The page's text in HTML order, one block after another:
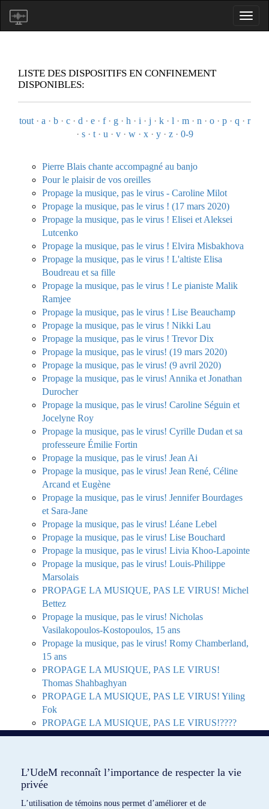
LISTE DES DISPOSITIFS EN CONFINEMENT
DISPONIBLES:
tout· a · b· c· d · e· f· g· h · i · j · k· l · m· n · o· p· q · r
· s· t· u · v· w· x· y· z· 0-9
Pierre Blais chante accompagné au banjo
Pour le plaisir de vos oreilles
Propage la musique, pas le virus - Caroline Milot
Propage la musique, pas le virus ! (17 mars 2020)
Propage la musique, pas le virus ! Elisei et Aleksei
Lutcenko
Propage la musique, pas le virus ! Elvira Misbakhova
Propage la musique, pas le virus ! L'altiste Elisa
Boudreau et sa fille
Propage la musique, pas le virus ! Le pianiste Malik
Ramjee
Propage la musique, pas le virus ! Lise Beauchamp
Propage la musique, pas le virus ! Nikki Lau
Propage la musique, pas le virus ! Trevor Dix
Propage la musique, pas le virus! (19 mars 2020)
Propage la musique, pas le virus! (9 avril 2020)
Propage la musique, pas le virus! Annika et Jonathan
Durocher
Propage la musique, pas le virus! Caroline Séguin et
Jocelyne Roy
Propage la musique, pas le virus! Cyrille Dudan et sa
professeure Émilie Fortin
Propage la musique, pas le virus! Jean Ai
Propage la musique, pas le virus! Jean René, Céline
Arcand et Eugène
Propage la musique, pas le virus! Jennifer Bourdages
et Sara-Jane
Propage la musique, pas le virus! Léane Lebel
Propage la musique, pas le virus! Lise Bouchard
Propage la musique, pas le virus! Livia Khoo-Lapointe
Propage la musique, pas le virus! Louis-Philippe
Marsolais
PROPAGE LA MUSIQUE, PAS LE VIRUS! Michel
Bettez
Propage la musique, pas le virus! Nicholas
Vasilakopoulos-Kostopoulos, 15 ans
Propage la musique, pas le virus! Romy Chamberland,
15 ans
PROPAGE LA MUSIQUE, PAS LE VIRUS!
Thomas Shahbaghyan
PROPAGE LA MUSIQUE, PAS LE VIRUS! Yiling
Fok
PROPAGE LA MUSIQUE, PAS LE VIRUS!????
Birron Jiyu Jiang
L’UdeM reconnaît l’importance de respecter la vie
privée
L’utilisation de témoins nous permet d’améliorer et de